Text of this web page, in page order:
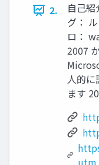
2.
自己
グ：
ロ：
2007
人的に
ます